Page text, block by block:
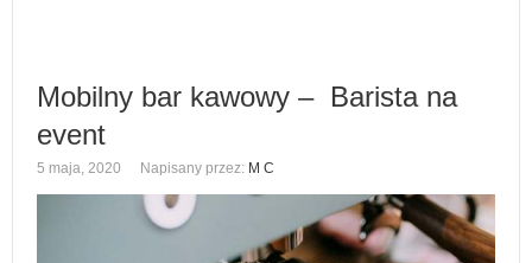
Mobilny bar kawowy – Barista na
event
5 maja, 2020 Napisany przez: M C